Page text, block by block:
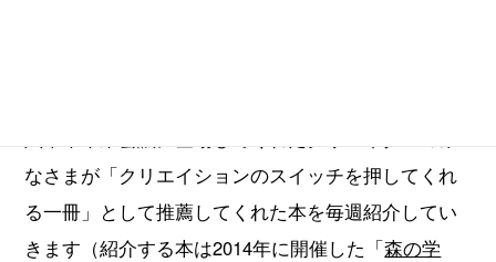
なさまが「クリエイションのスイッチを押してくれ
る一冊」として推薦してくれた本を毎週紹介してい
きます（紹介する本は2014年に開催した「森の学